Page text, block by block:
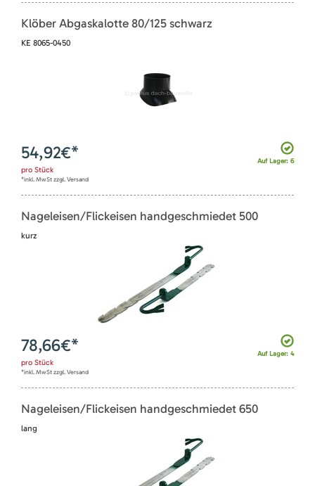
Klöber Abgaskalotte 80/125 schwarz
KE 8065-0450
Auf Lager: 6
54,92€*
pro Stück
*inkl. MwSt zzgl. Versand
Nageleisen/Flickeisen handgeschmiedet 500
kurz
Auf Lager: 4
78,66€*
pro Stück
*inkl. MwSt zzgl. Versand
Nageleisen/Flickeisen handgeschmiedet 650
lang